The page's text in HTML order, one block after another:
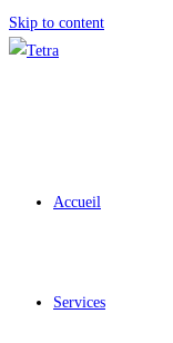
Skip to content
Accueil
Services